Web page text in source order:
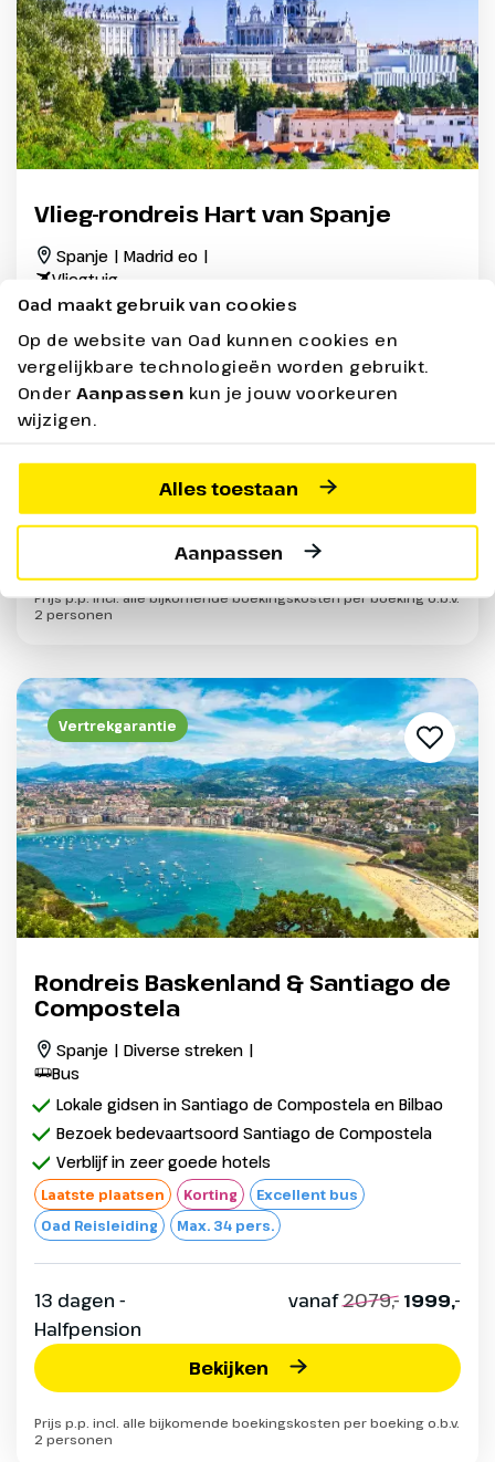
Oad maakt gebruik van cookies
Op de website van Oad kunnen cookies en
vergelijkbare technologieën worden gebruikt.
Onder Aanpassen kun je jouw voorkeuren
wijzigen.
Alles toestaan
Aanpassen
Vlieg-rondreis Hart van Spanje
Spanje | Madrid eo |
Vliegtuig
Verblijf in uitstekende 4-sterren hotels
Voldoende vrije tijd om de steden zelf te ontdekken
Veel entrees inbegrepen
Nieuw Oad Reisleiding Max. 25 pers.
Prijs p.p. incl. alle bijkomende boekingskosten per boeking o.b.v.
2 personen
Vertrekgarantie
Rondreis Baskenland & Santiago de
Compostela
Spanje | Diverse streken |
Bus
Lokale gidsen in Santiago de Compostela en Bilbao
Bezoek bedevaartsoord Santiago de Compostela
Verblijf in zeer goede hotels
Laatste plaatsen Korting
Excellent bus
Oad Reisleiding
Max. 34 pers.
13 dagen -
Halfpension
vanaf2079,- 1999,-
Bekijken
Prijs p.p. incl. alle bijkomende boekingskosten per boeking o.b.v.
2 personen